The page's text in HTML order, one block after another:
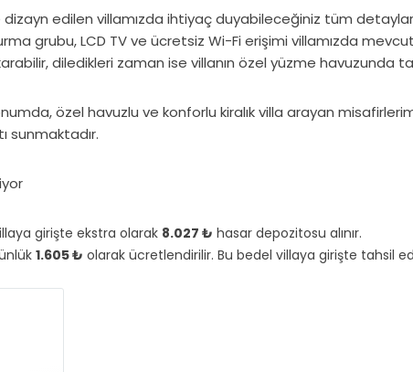
edilen villamızda ihtiyaç duyabileceğiniz tüm
grubu, LCD TV ve ücretsiz Wi-Fi erişimi villamızda
diledikleri zaman ise villanın özel yüzme havuzunda
özel havuzlu ve konforlu kiralık villa arayan
sunmaktadır.
girişte ekstra olarak 8.027 ₺ hasar depozitosu alınır.
1.605 ₺ olarak ücretlendirilir. Bu bedel villaya girişte tahsil